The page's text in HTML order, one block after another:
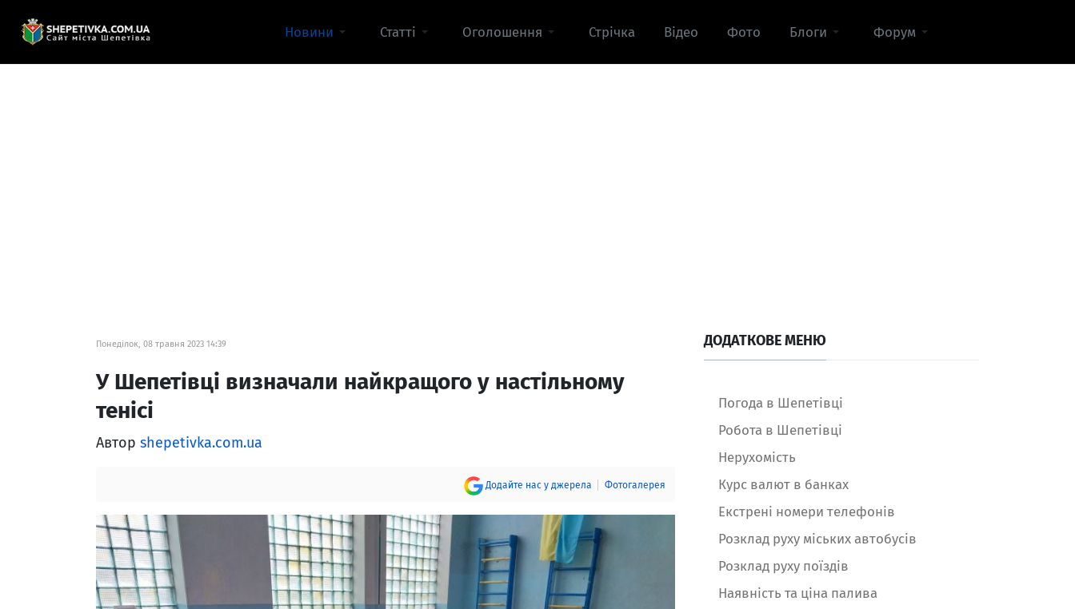
Новини Статті Оголошення Стрічка Відео Фото Блоги Форум
Понеділок, 08 травня 2023 14:39
У Шепетівці визначали найкращого у настільному
тенісі
Автор shepetivka.com.ua
Додайте нас у джерела Фотогалерея
ДОДАТКОВЕ МЕНЮ
Погода в Шепетівці
Робота в Шепетівці
Нерухомість
Курс валют в банках
Екстрені номери телефонів
Розклад руху міських автобусів
Розклад руху поїздів
Наявність та ціна палива